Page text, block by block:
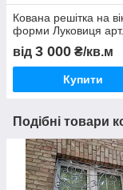
Кована решітка на
форми Луковиця
від 3 000 ₴/кв.м
Купити
Подібні товари